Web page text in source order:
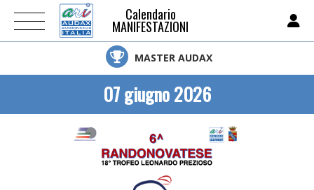
Calendario
MANIFESTAZIONI
MASTER AUDAX
07 giugno 2026